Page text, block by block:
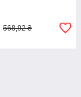
568,92 ₴